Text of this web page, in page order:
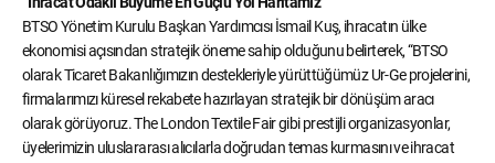
BTSO Yönetim Kurulu Başkan Yardımcısı İsmail Kuş, ihracatın ülke
ekonomisi açısından stratejik öneme sahip olduğunu belirterek, “BTSO
olarak Ticaret Bakanlığımızın destekleriyle yürüttüğümüz Ur-Ge projelerini,
firmalarımızı küresel rekabete hazırlayan stratejik bir dönüşüm aracı
olarak görüyoruz. The London Textile Fair gibi prestijli organizasyonlar,
üyelerimizin uluslararası alıcılarla doğrudan temas kurmasını ve ihracat